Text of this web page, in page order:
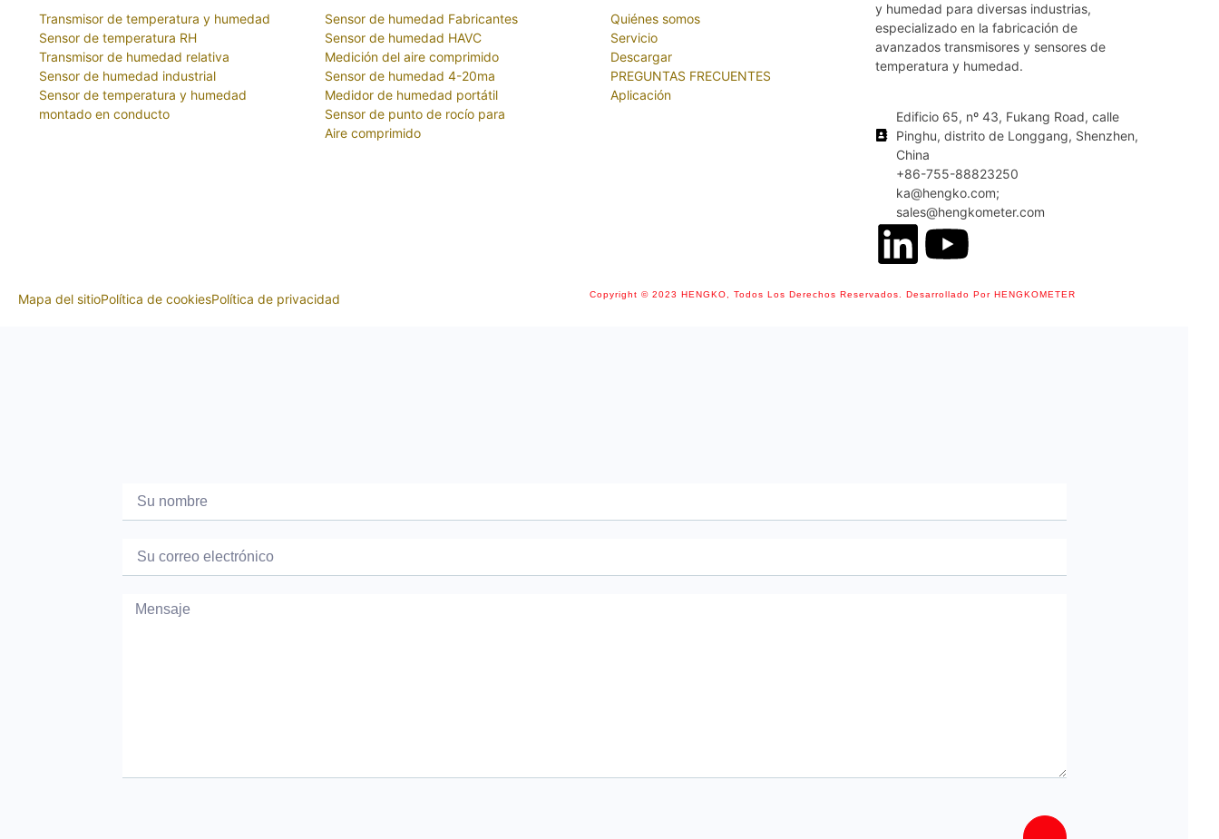
Transmisor de temperatura y humedad
Sensor de temperatura RH
Transmisor de humedad relativa
Sensor de humedad industrial
Sensor de temperatura y humedad
montado en conducto
Sensor de humedad Fabricantes
Sensor de humedad HAVC
Medición del aire comprimido
Sensor de humedad 4-20ma
Medidor de humedad portátil
Sensor de punto de rocío para
Aire comprimido
Quiénes somos
Servicio
Descargar
PREGUNTAS FRECUENTES
Aplicación
y humedad para diversas industrias,
especializado en la fabricación de
avanzados transmisores y sensores de
temperatura y humedad.
Edificio 65, nº 43, Fukang Road, calle
Pinghu, distrito de Longgang, Shenzhen,
China
+86-755-88823250
ka@hengko.com;
sales@hengkometer.com
Mapa del sitioPolítica de cookiesPolítica de privacidad Copyright © 2023 HENGKO, Todos Los Derechos Reservados. Desarrollado Por HENGKOMETER